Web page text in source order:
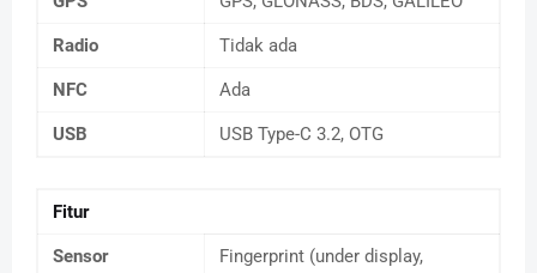
Radio Tidak ada
NFC Ada
USB USB Type-C 3.2, OTG
Fitur
Sensor
Fingerprint (under display,